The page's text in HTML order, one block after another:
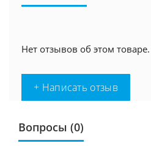
Нет отзывов об этом товаре.
+ Написать отзыв
Вопросы (0)